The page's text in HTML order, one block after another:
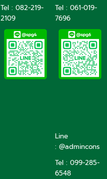
Tel : 082-219-
2109
Tel : 061-019-
7696
Line
: @admincons
Tel : 099-285-
6548